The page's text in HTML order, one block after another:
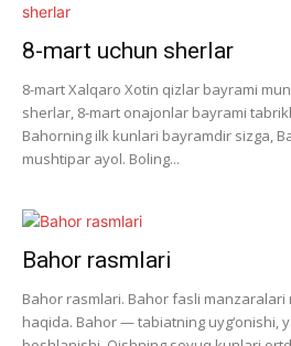
8-mart uchun sherlar
8-mart Xalqaro Xotin qizlar bayrami
sherlar, 8-mart onajonlar bayrami
Bahorning ilk kunlari bayramdir sizga,
mushtipar ayol. Boling...
Bahor rasmlari
Bahor rasmlari. Bahor fasli
haqida. Bahor — tabiatning uyg‘onishi,